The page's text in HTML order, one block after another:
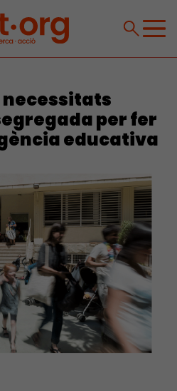
necessitats
per fer
educativa